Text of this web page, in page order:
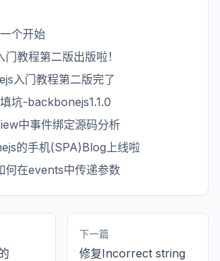
个开始
教程第二版出版啦！
入门教程第二版完了
坑-backbonejs1.1.0
中事件绑定源码分析
的手机(SPA)Blog上线啦
何在events中传递参数
下一篇
修复Incorrect string